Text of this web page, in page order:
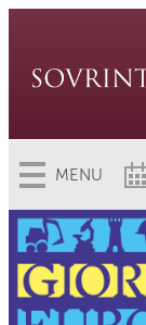
MENU